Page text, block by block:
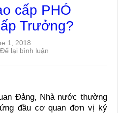
cấp PHÓ
Trưởng?
1, 2018
Để lại bình luận
Đảng, Nhà nước thường
đầu cơ quan đơn vị ký